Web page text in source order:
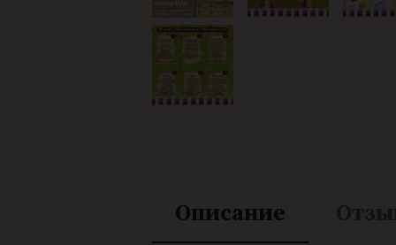
Описание